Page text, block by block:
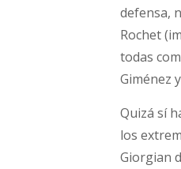
defensa,
Rochet
todas
Giménez
Quizá sí
los
Giorgian